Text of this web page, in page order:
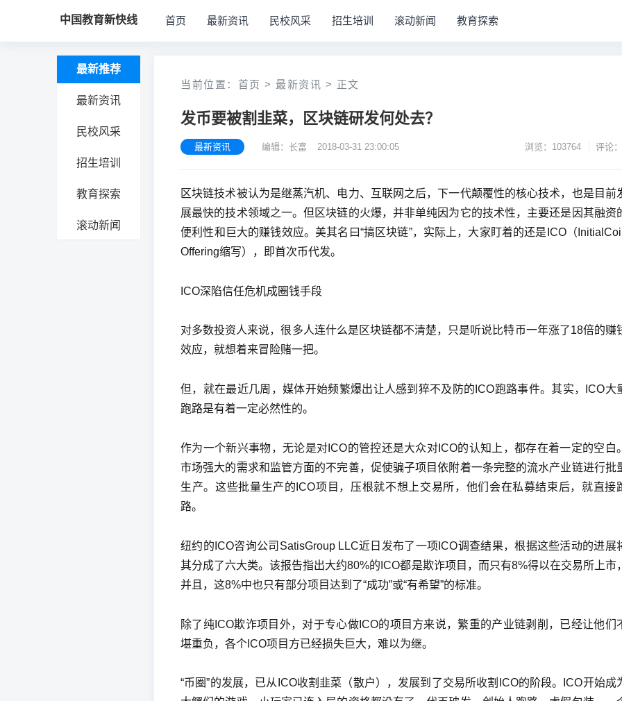
中国教育新快线 首页 最新资讯 民校风采 招生培训 滚动新闻 教育探索
最新推荐
最新资讯
民校风采
招生培训
教育探索
滚动新闻
当前位置： 首页 > 最新资讯 > 正文
发币要被割韭菜，区块链研发何处去？
最新资讯 编辑：长富 2018-03-31 23:00:05 浏览：103764 评论
区块链技术被认为是继蒸汽机、电力、互联网之后，下一代颠覆性的核心技术，也是目前
展最快的技术领域之一。但区块链的火爆，并非单纯因为它的技术性，主要还是因其融资
便利性和巨大的赚钱效应。美其名曰“搞区块链”，实际上，大家盯着的还是ICO（
Offering缩写），即首次币代发。
ICO深陷信任危机成圈钱手段
对多数投资人来说，很多人连什么是区块链都不清楚，只是听说比特币一年涨了18倍的赚
效应，就想着来冒险赌一把。
但，就在最近几周，媒体开始频繁爆出让人感到猝不及防的ICO跑路事件。其实，ICO大
跑路是有着一定必然性的。
作为一个新兴事物，无论是对ICO的管控还是大众对ICO的认知上，都存在着一定的空白。
市场强大的需求和监管方面的不完善，促使骗子项目依附着一条完整的流水产业链进行批
生产。这些批量生产的ICO项目，压根就不想上交易所，他们会在私募结束后，就直接
路。
纽约的ICO咨询公司SatisGroup LLC近日发布了一项ICO调查结果，根据这些活动的进展
其分成了六大类。该报告指出大约80%的ICO都是欺诈项目，而只有8%得以在交易所上市，
并且，这8%中也只有部分项目达到了“成功”或“有希望”的标准。
除了纯ICO欺诈项目外，对于专心做ICO的项目方来说，繁重的产业链剥削，已经让他们
堪重负，各个ICO项目方已经损失巨大，难以为继。
“币圈”的发展，已从ICO收割韭菜（散户），发展到了交易所收割ICO的阶段。ICO开始成